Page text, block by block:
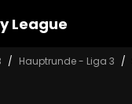
League
Hauptrunde - Liga 3